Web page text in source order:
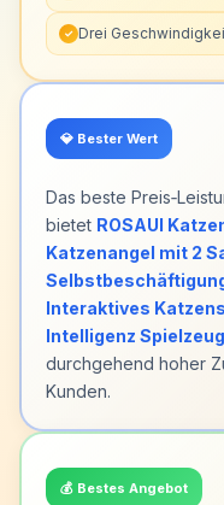
✓ Drei
💎 Bester Wert
Das beste
bietet ROSAUI
Katzenangel mit 2
Interaktives
Intelligenz
durchgehend hoher
Kunden.
💰 Bestes Angebot